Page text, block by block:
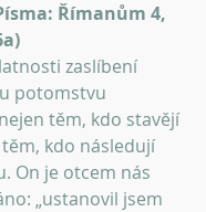
Římanům 4,
zaslíbení
potomstvu
těm, kdo stavějí
kdo následují
On je otcem nás
„ustanovil jsem